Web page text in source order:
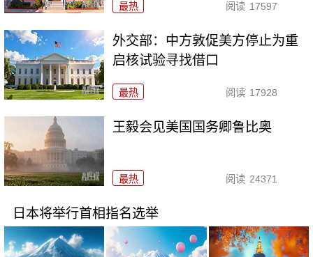
最热 阅读 17597
外交部：中方敦促美方停止为重
启核试验寻找借口
最热 阅读 17928
王毅会见美国国务卿鲁比奥
最热 阅读 24371
日本将举行首相指名选举